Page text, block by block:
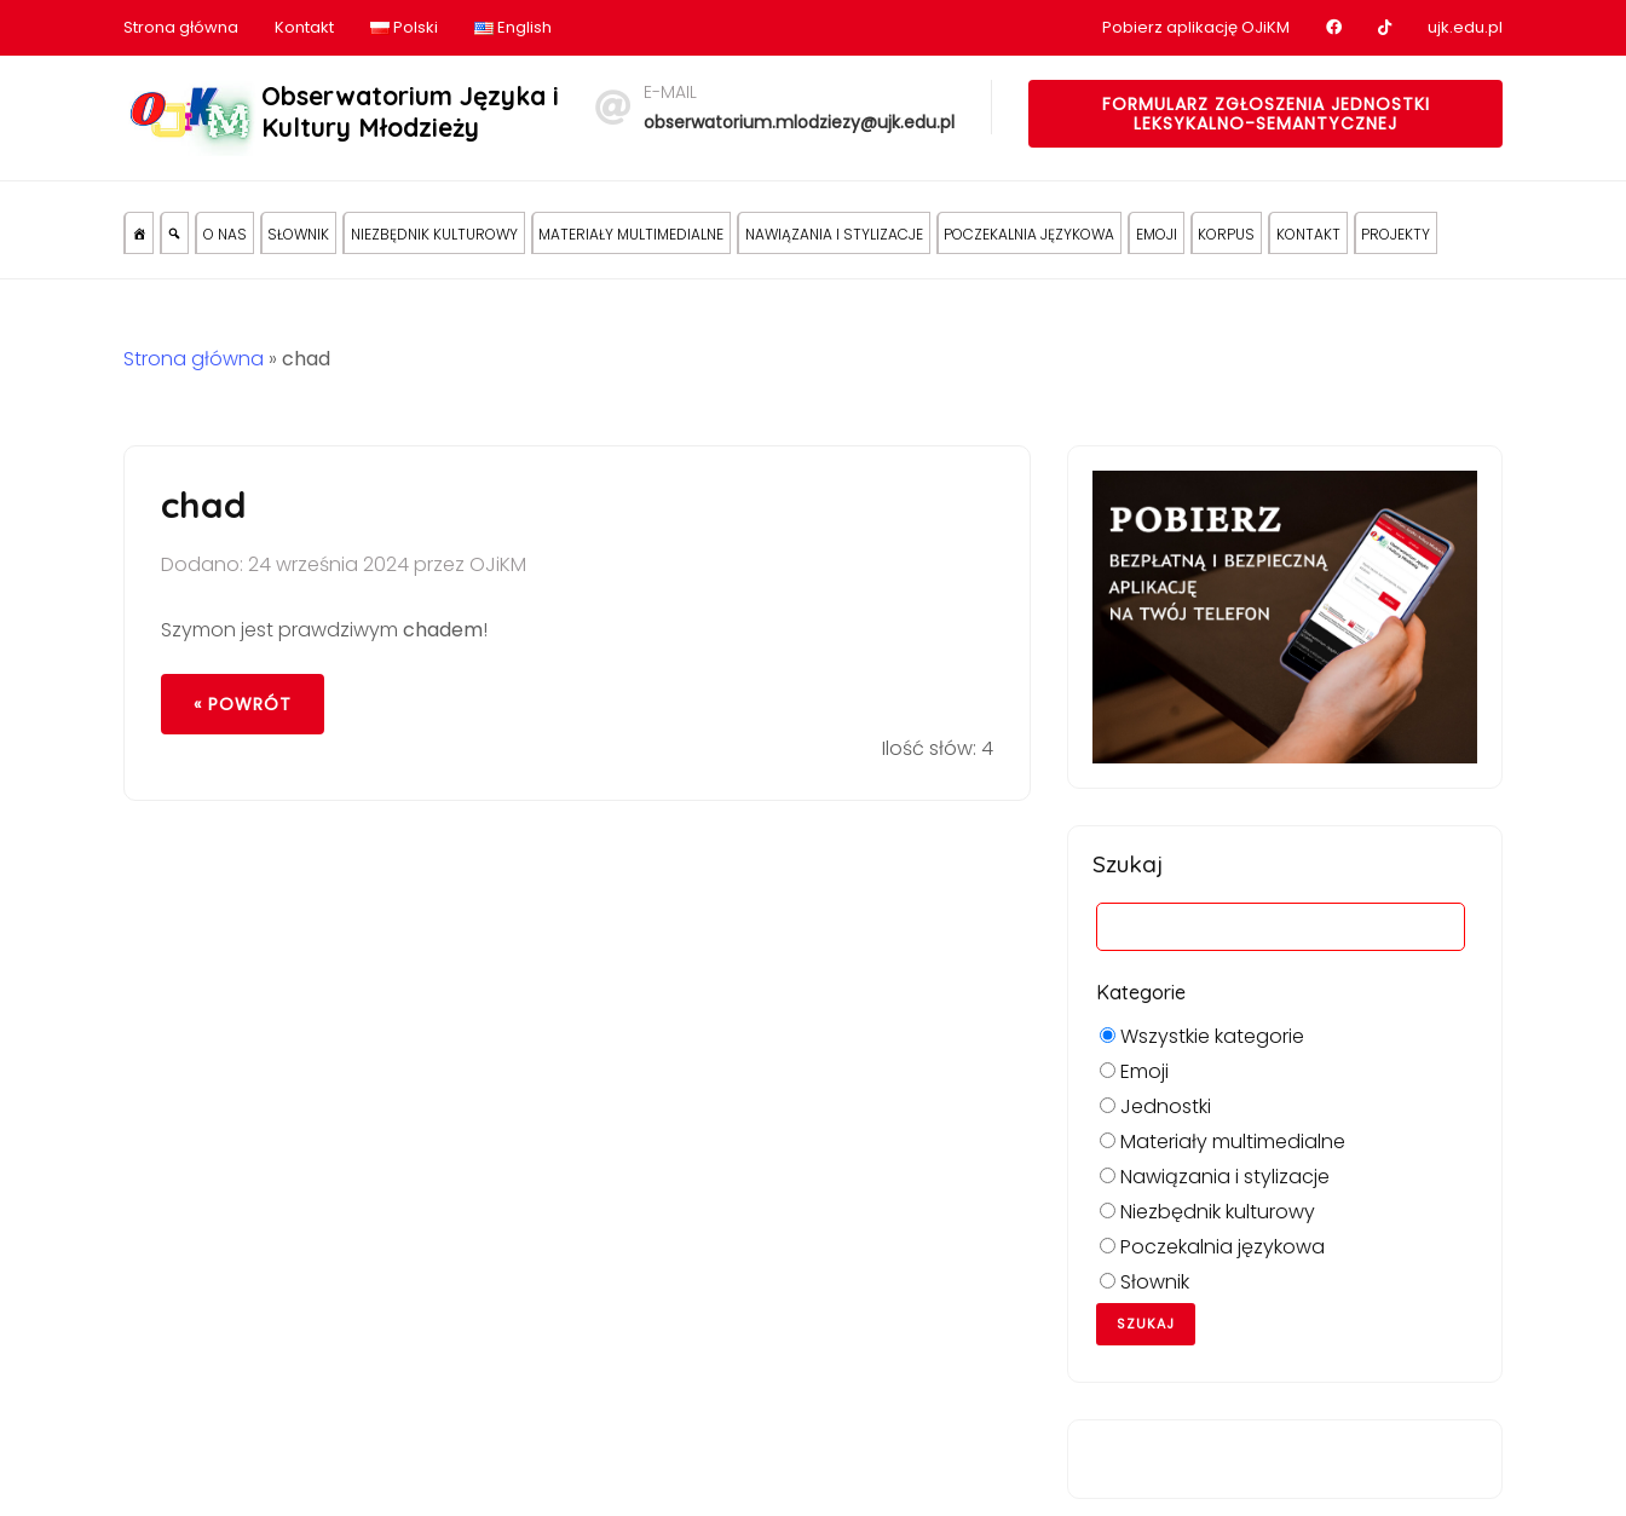
Strona główna Kontakt Polski English Pobierz aplikację OJiKM Nasz profil na Facebook
Nasz profil na tiktok
ujk.edu.pl
Obserwatorium Języka i
Kultury Młodzieży
E-MAIL
obserwatorium.mlodziezy@ujk.edu.pl
FORMULARZ ZGŁOSZENIA JEDNOSTKI
LEKSYKALNO-SEMANTYCZNEJ
O NAS SŁOWNIK NIEZBĘDNIK KULTUROWY MATERIAŁY MULTIMEDIALNE NAWIĄZANIA I STYLIZACJE POCZEKALNIA JĘZYKOWA EMOJI KORPUS KONTAKT PROJEKTY
Strona główna » chad
chad
Dodano: 24 września 2024 przez OJiKM
Szymon jest prawdziwym chadem!
« POWRÓT
Ilość słów: 4
Szukaj
Kategorie
Wszystkie kategorie
Emoji
Jednostki
Materiały multimedialne
Nawiązania i stylizacje
Niezbędnik kulturowy
Poczekalnia językowa
Słownik